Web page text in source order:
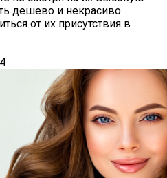
дешево и некрасиво.
от их присутствия в